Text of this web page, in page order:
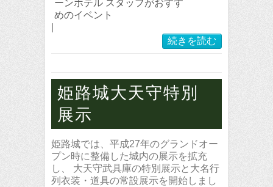
ーンホテル スタッフがおすす
めのイベント
続きを読む
姫路城大天守特別
展示
姫路城では、平成27年のグランドオー
プン時に整備した城内の展示を拡充
し、 大天守武具庫の特別展示と大名行
列衣装・道具の常設展示を開始しまし